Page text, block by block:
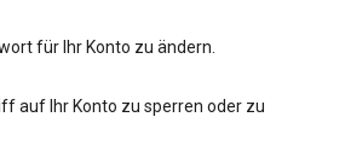
für Ihr Konto zu ändern.
auf Ihr Konto zu sperren oder zu